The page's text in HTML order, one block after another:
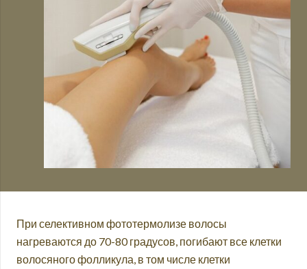
При селективном фототермолизе волосы
нагреваются до 70-80 градусов, погибают все клетки
волосяного фолликула, в том числе клетки